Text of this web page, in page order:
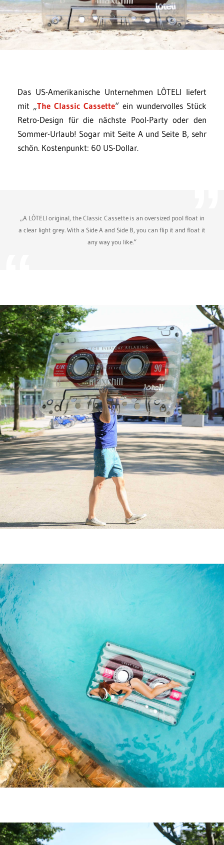
Das US-Amerikanische Unternehmen LÔTELI liefert
mit „The Classic Cassette“ ein wundervolles Stück
Retro-Design für die nächste Pool-Party oder den
Sommer-Urlaub! Sogar mit Seite A und Seite B, sehr
schön. Kostenpunkt: 60 US-Dollar.
„A LÔTELI original, the Classic Cassette is an oversized pool float in
a clear light grey. With a Side A and Side B, you can flip it and float it
any way you like.“